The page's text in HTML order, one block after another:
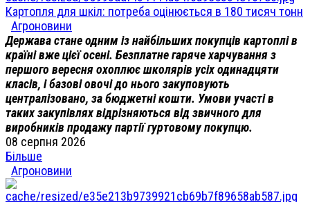
Картопля для шкіл: потреба оцінюється в 180 тисяч тонн
Агроновини
Держава стане одним із найбільших покупців картоплі в
країні вже цієї осені. Безплатне гаряче харчування з
першого вересня охоплює школярів усіх одинадцяти
класів, і базові овочі до нього закуповують
централізовано, за бюджетні кошти. Умови участі в
таких закупівлях відрізняються від звичного для
виробників продажу партії гуртовому покупцю.
08 серпня 2026
Більше
Агроновини